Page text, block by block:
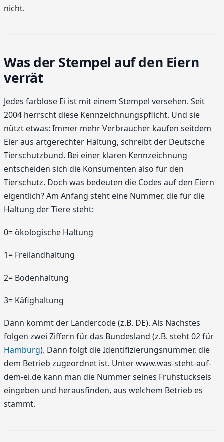
nicht.
Was der Stempel auf den Eiern
verrät
Jedes farblose Ei ist mit einem Stempel versehen. Seit
2004 herrscht diese Kennzeichnungspflicht. Und sie
nützt etwas: Immer mehr Verbraucher kaufen seitdem
Eier aus artgerechter Haltung, schreibt der Deutsche
Tierschutzbund. Bei einer klaren Kennzeichnung
entscheiden sich die Konsumenten also für den
Tierschutz. Doch was bedeuten die Codes auf den Eiern
eigentlich? Am Anfang steht eine Nummer, die für die
Haltung der Tiere steht:
0= ökologische Haltung
1= Freilandhaltung
2= Bodenhaltung
3= Käfighaltung
Dann kommt der Ländercode (z.B. DE). Als Nächstes
folgen zwei Ziffern für das Bundesland (z.B. steht 02 für
Hamburg). Dann folgt die Identifizierungsnummer, die
dem Betrieb zugeordnet ist. Unter www.was-steht-auf-
dem-ei.de kann man die Nummer seines Frühstückseis
eingeben und herausfinden, aus welchem Betrieb es
stammt.